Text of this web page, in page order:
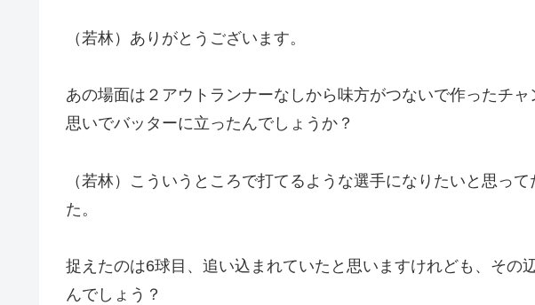
（若林）ありがとうございます。
あの場面は２アウトランナーなしから味方がつないで作ったチ
思いでバッターに立ったんでしょうか？
（若林）こういうところで打てるような選手になりたいと思っ
た。
捉えたのは6球目、追い込まれていたと思いますけれども、その
んでしょう？